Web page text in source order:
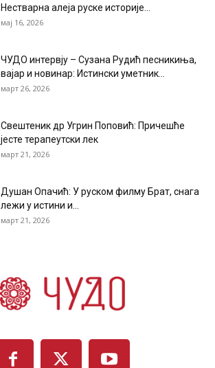
Нестварна алеја руске историје...
мај 16, 2026
ЧУДО интервју – Сузана Рудић песникиња,
вајар и новинар: Истински уметник...
март 26, 2026
Свештеник др Угрин Поповић: Причешће
јесте терапеутски лек
март 21, 2026
Душан Опачић: У руском филму Брат, снага
лежи у истини и...
март 21, 2026